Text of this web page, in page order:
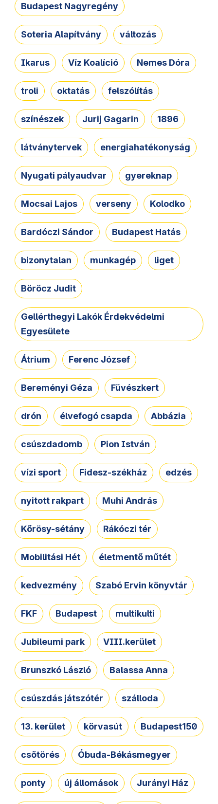
Budapest Nagyregény
Soteria Alapítvány változás
Ikarus Víz Koalíció Nemes Dóra
troli oktatás felszólítás
színészek Jurij Gagarin 1896
látványtervek energiahatékonyság
Nyugati pályaudvar gyereknap
Mocsai Lajos verseny Kolodko
Bardóczi Sándor Budapest Hatás
bizonytalan munkagép liget
Böröcz Judit
Gellérthegyi Lakók Érdekvédelmi
Egyesülete
Átrium Ferenc József
Bereményi Géza Füvészkert
drón élvefogó csapda Abbázia
csúszdadomb Pion István
vízi sport Fidesz-székház edzés
nyitott rakpart Muhi András
Kőrösy-sétány Rákóczi tér
Mobilitási Hét életmentő műtét
kedvezmény Szabó Ervin könyvtár
FKF Budapest multikulti
Jubileumi park VIII.kerület
Brunszkó László Balassa Anna
csúszdás játszótér szálloda
13. kerület körvasút Budapest150
csőtörés Óbuda-Békásmegyer
ponty új állomások Jurányi Ház